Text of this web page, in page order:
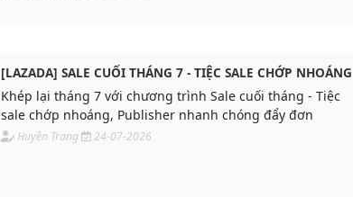
[LAZADA] SALE CUỐI THÁNG 7 - TIỆC SALE CHỚP NHOÁNG
Khép lại tháng 7 với chương trình Sale cuối tháng - Tiệc
sale chớp nhoáng, Publisher nhanh chóng đẩy đơn
Huyền Trang 24-07-2026